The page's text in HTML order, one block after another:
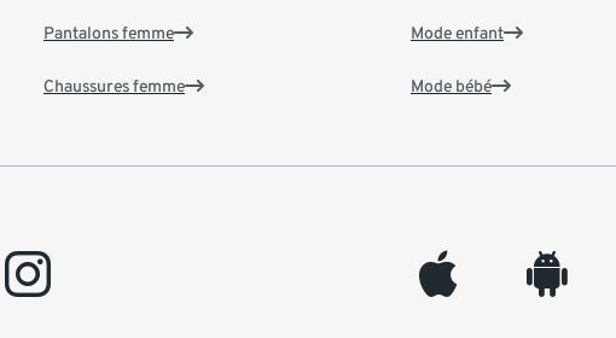
Pantalons femme
Chaussures femme
Mode enfant
Mode bébé
instagram appleinc android